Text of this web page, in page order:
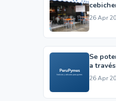
26 Apr
Se
a
26 Apr